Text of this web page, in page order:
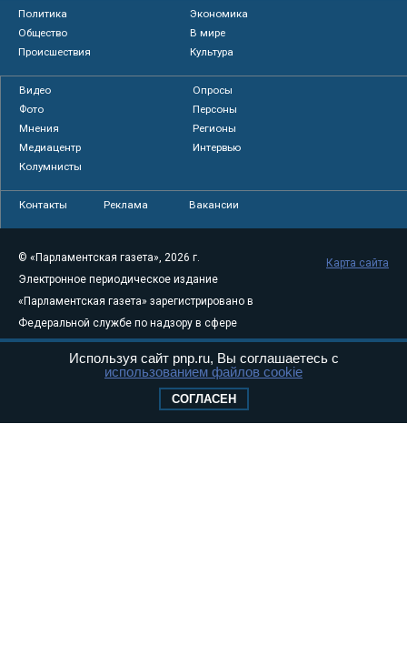
Политика
Экономика
Общество
В мире
Происшествия
Культура
Видео
Опросы
Фото
Персоны
Мнения
Регионы
Медиацентр
Интервью
Колумнисты
Контакты Реклама Вакансии
© «Парламентская газета», 2026 г.
Электронное периодическое издание
«Парламентская газета» зарегистрировано в
Федеральной службе по надзору в сфере
связи, информационных технологий и
массовых коммуникаций (Роскомнадзор) 05
Свидетельство о регистрации Эл № ФС77-
Карта сайта
Используя сайт pnp.ru, Вы соглашаетесь с
использованием файлов cookie
СОГЛАСЕН